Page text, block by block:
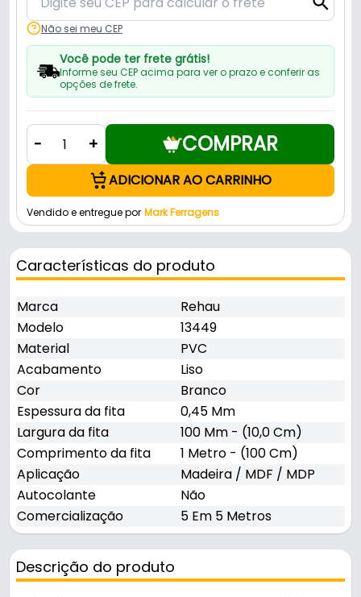
Não sei meu CEP
Você pode ter frete grátis!
Informe seu CEP acima para ver o prazo e conferir as
opções de frete.
- + COMPRAR
ADICIONAR AO CARRINHO
Vendido e entregue por Mark Ferragens
Características do produto
Marca
Rehau
Modelo
13449
Material
PVC
Acabamento
Liso
Cor
Branco
Espessura da fita
0,45 Mm
Largura da fita
100 Mm - (10,0 Cm)
Comprimento da fita
1 Metro - (100 Cm)
Aplicação
Madeira / MDF / MDP
Autocolante
Não
Comercialização
5 Em 5 Metros
Descrição do produto